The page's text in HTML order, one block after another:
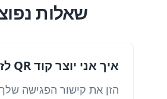
שאלות
איך אני יוצר קוד QR לזום?
הזן את קישור הפגישה